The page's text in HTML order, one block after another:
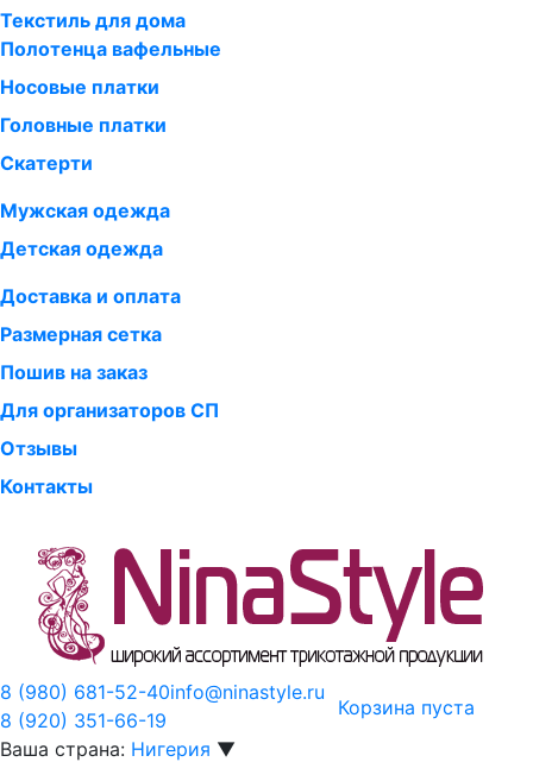
Текстиль для дома
Полотенца вафельные
Носовые платки
Головные платки
Скатерти
Мужская одежда
Детская одежда
Доставка и оплата
Размерная сетка
Пошив на заказ
Для организаторов СП
Отзывы
Контакты
8 (980) 681-52-40
8 (920) 351-66-19
info@ninastyle.ru
Корзина пуста
Ваша страна: Нигерия ▼